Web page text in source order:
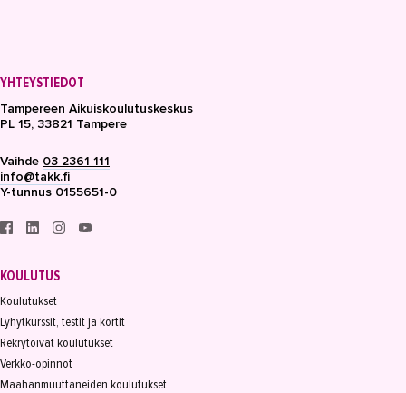
YHTEYSTIEDOT
Tampereen Aikuiskoulutuskeskus
PL 15, 33821 Tampere
Vaihde 03 2361 111
info@takk.fi
Y-tunnus 0155651-0
KOULUTUS
Koulutukset
Lyhytkurssit, testit ja kortit
Rekrytoivat koulutukset
Verkko-opinnot
Maahanmuuttaneiden koulutukset